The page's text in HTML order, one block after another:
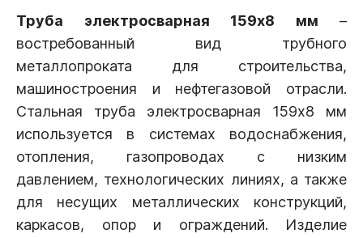
Труба электросварная 159х8 мм –
востребованный вид трубного
металлопроката для строительства,
машиностроения и нефтегазовой отрасли.
Стальная труба электросварная 159х8 мм
используется в системах водоснабжения,
отопления, газопроводах с низким
давлением, технологических линиях, а также
для несущих металлических конструкций,
каркасов, опор и ограждений. Изделие